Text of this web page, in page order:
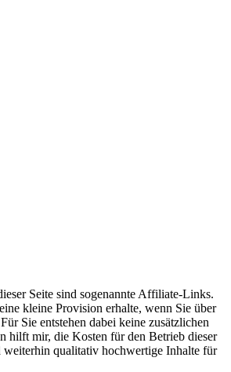
Seite sind sogenannte Affiliate-Links.
kleine Provision erhalte, wenn Sie über
Sie entstehen dabei keine zusätzlichen
hilft mir, die Kosten für den Betrieb dieser
weiterhin qualitativ hochwertige Inhalte für